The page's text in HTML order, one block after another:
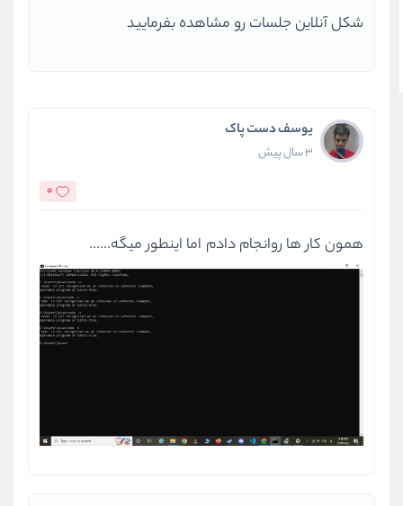
شکل آنلاین جلسات رو مشاهده بفرمایید
یوسف دست پاک
3 سال پیش
0
همون کار ها روانجام دادم اما اینطور میگه......